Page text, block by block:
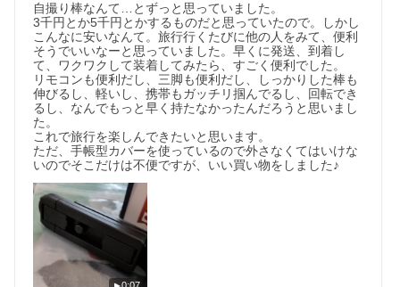
【ワイヤレスイヤホン】
【商品説明画像】
自撮り棒なんて…とずっと思っていました。
3千円とか5千円とかするものだと思っていたので。しかし
こんなに安いなんて。旅行行くたびに他の人をみて、便利
そうでいいなーと思っていました。早くに発送、到着し
て、ワクワクして装着してみたら、すごく便利でした。
リモコンも便利だし、三脚も便利だし、しっかりした棒も
伸びるし、軽いし、携帯もガッチリ掴んでるし、回転でき
るし、なんでもっと早く持たなかったんだろうと思いまし
た。
これで旅行を楽しんできたいと思います。
ただ、手帳型カバーを使っているので外さなくてはいけな